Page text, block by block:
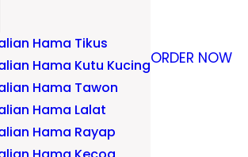
Hama Tikus
Hama Kutu Kucing
Hama Tawon
Hama Lalat
Hama Rayap
ORDER NOW